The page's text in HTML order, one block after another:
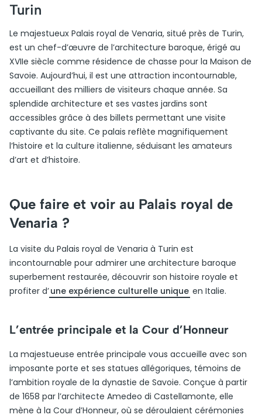
Turin
Le majestueux Palais royal de Venaria, situé près de Turin,
est un chef-d’œuvre de l’architecture baroque, érigé au
XVIIe siècle comme résidence de chasse pour la Maison de
Savoie. Aujourd’hui, il est une attraction incontournable,
accueillant des milliers de visiteurs chaque année. Sa
splendide architecture et ses vastes jardins sont
accessibles grâce à des billets permettant une visite
captivante du site. Ce palais reflète magnifiquement
l’histoire et la culture italienne, séduisant les amateurs
d’art et d’histoire.
Que faire et voir au Palais royal de
Venaria ?
La visite du Palais royal de Venaria à Turin est
incontournable pour admirer une architecture baroque
superbement restaurée, découvrir son histoire royale et
profiter d’une expérience culturelle unique en Italie.
L’entrée principale et la Cour d’Honneur
La majestueuse entrée principale vous accueille avec son
imposante porte et ses statues allégoriques, témoins de
l’ambition royale de la dynastie de Savoie. Conçue à partir
de 1658 par l’architecte Amedeo di Castellamonte, elle
mène à la Cour d’Honneur, où se déroulaient cérémonies